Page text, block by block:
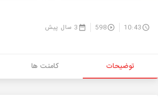
10:43
598 3 سال پیش
توضیحات کامنت ها